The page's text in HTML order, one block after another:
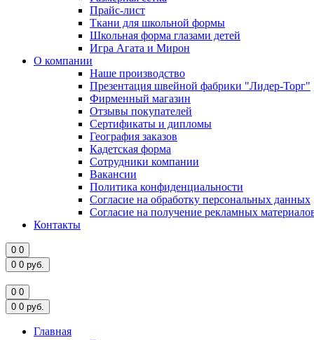
Прайс-лист
Ткани для школьной формы
Школьная форма глазами детей
Игра Агата и Мирон
О компании
Наше производство
Презентация швейной фабрики "Лидер-Торг"
Фирменный магазин
Отзывы покупателей
Сертификаты и дипломы
География заказов
Кадетская форма
Сотрудники компании
Вакансии
Политика конфиденциальности
Согласие на обработку персональных данных
Согласие на получение рекламных
Контакты
0 0
0 0 руб.
0 0
0 0 руб.
Главная